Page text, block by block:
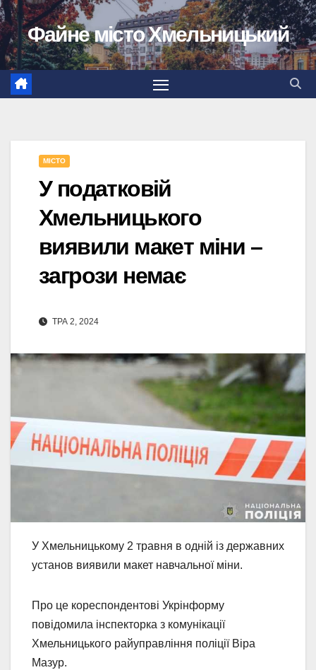
Перейти
до
вмісту
Файне місто Хмельницький
МІСТО
У податковій
Хмельницького
виявили макет міни –
загрози немає
ТРА 2, 2024
У Хмельницькому 2 травня в одній із державних
установ виявили макет навчальної міни.
Про це кореспондентові Укрінформу
повідомила інспекторка з комунікації
Хмельницького райуправління поліції Віра
Мазур.